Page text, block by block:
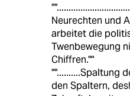
Neurechten und
arbeitet die
Twenbewegung
Chiffren.""
""..........Spaltung
den Spaltern,